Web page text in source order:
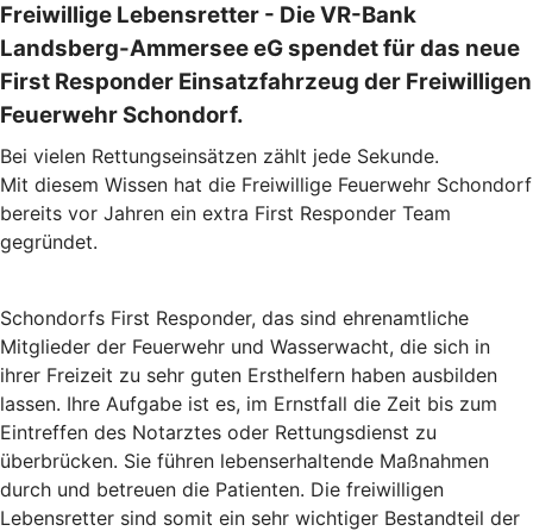
Freiwillige Lebensretter - Die VR-Bank
Landsberg-Ammersee eG spendet für das neue
First Responder Einsatzfahrzeug der Freiwilligen
Feuerwehr Schondorf.
Bei vielen Rettungseinsätzen zählt jede Sekunde.
Mit diesem Wissen hat die Freiwillige Feuerwehr Schondorf
bereits vor Jahren ein extra First Responder Team
gegründet.
Schondorfs First Responder, das sind ehrenamtliche
Mitglieder der Feuerwehr und Wasserwacht, die sich in
ihrer Freizeit zu sehr guten Ersthelfern haben ausbilden
lassen. Ihre Aufgabe ist es, im Ernstfall die Zeit bis zum
Eintreffen des Notarztes oder Rettungsdienst zu
überbrücken. Sie führen lebenserhaltende Maßnahmen
durch und betreuen die Patienten. Die freiwilligen
Lebensretter sind somit ein sehr wichtiger Bestandteil der